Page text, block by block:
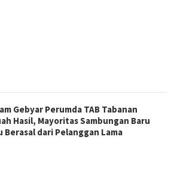
Gebyar Perumda TAB Tabanan
Hasil, Mayoritas Sambungan Baru
Berasal dari Pelanggan Lama